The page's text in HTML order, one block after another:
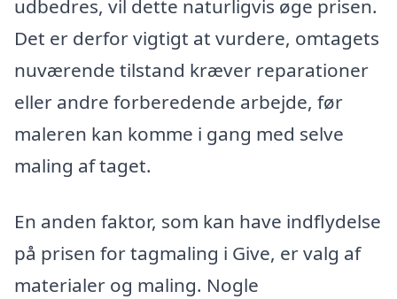
udbedres, vil dette naturligvis øge prisen.
Det er derfor vigtigt at vurdere, omtagets
nuværende tilstand kræver reparationer
eller andre forberedende arbejde, før
maleren kan komme i gang med selve
maling af taget.
En anden faktor, som kan have indflydelse
på prisen for tagmaling i Give, er valg af
materialer og maling. Nogle